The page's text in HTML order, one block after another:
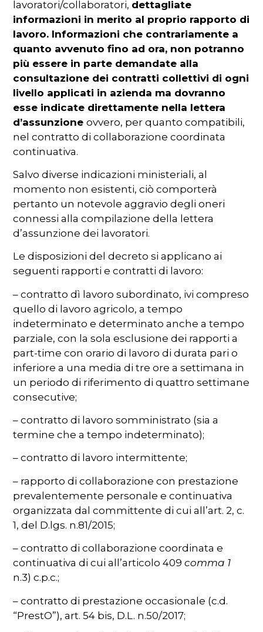
lavoratori/collaboratori, dettagliate
informazioni in merito al proprio rapporto di
lavoro. Informazioni che contrariamente a
quanto avvenuto fino ad ora, non potranno
più essere in parte demandate alla
consultazione dei contratti collettivi di ogni
livello applicati in azienda ma dovranno
esse indicate direttamente nella lettera
d’assunzioneovvero, per quanto compatibili,
nel contratto di collaborazione coordinata
continuativa.
Salvo diverse indicazioni ministeriali, al
momento non esistenti, ciò comporterà
pertanto un notevole aggravio degli oneri
connessi alla compilazione della lettera
d’assunzione dei lavoratori.
Le disposizioni del decreto si applicano ai
seguenti rapporti e contratti di lavoro:
– contratto dì lavoro subordinato, ivi compreso
quello di lavoro agricolo, a tempo
indeterminato e determinato anche a tempo
parziale, con la sola esclusione dei rapporti a
part-time con orario di lavoro di durata pari o
inferiore a una media di tre ore a settimana in
un periodo di riferimento di quattro settimane
consecutive;
– contratto di lavoro somministrato (sia a
termine che a tempo indeterminato);
– contratto di lavoro intermittente;
– rapporto di collaborazione con prestazione
prevalentemente personale e continuativa
organizzata dal committente di cui all’art. 2, c.
1, del D.lgs. n.81/2015;
– contratto di collaborazione coordinata e
continuativa di cui all’articolo 409comma 1
n.3) c.p.c.;
– contratto di prestazione occasionale (c.d.
“PrestO”), art. 54 bis, D.L. n.50/2017;